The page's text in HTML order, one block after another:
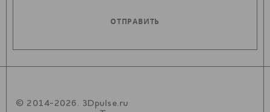
© 2014-2026. 3Dpulse.ru